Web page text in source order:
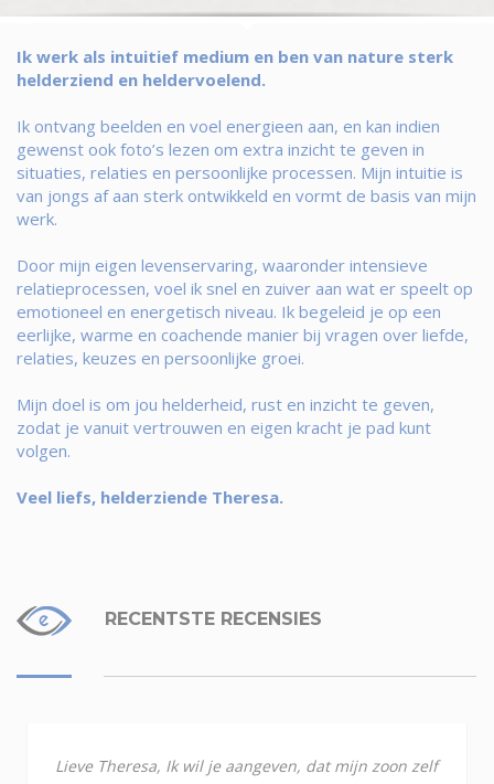
Ik werk als intuitief medium en ben van nature sterk
helderziend en heldervoelend.
Ik ontvang beelden en voel energieen aan, en kan indien
gewenst ook foto’s lezen om extra inzicht te geven in
situaties, relaties en persoonlijke processen. Mijn intuitie is
van jongs af aan sterk ontwikkeld en vormt de basis van mijn
werk.
Door mijn eigen levenservaring, waaronder intensieve
relatieprocessen, voel ik snel en zuiver aan wat er speelt op
emotioneel en energetisch niveau. Ik begeleid je op een
eerlijke, warme en coachende manier bij vragen over liefde,
relaties, keuzes en persoonlijke groei.
Mijn doel is om jou helderheid, rust en inzicht te geven,
zodat je vanuit vertrouwen en eigen kracht je pad kunt
volgen.
Veel liefs, helderziende Theresa.
RECENTSTE RECENSIES
Lieve Theresa, Ik wil je aangeven, dat mijn zoon zelf